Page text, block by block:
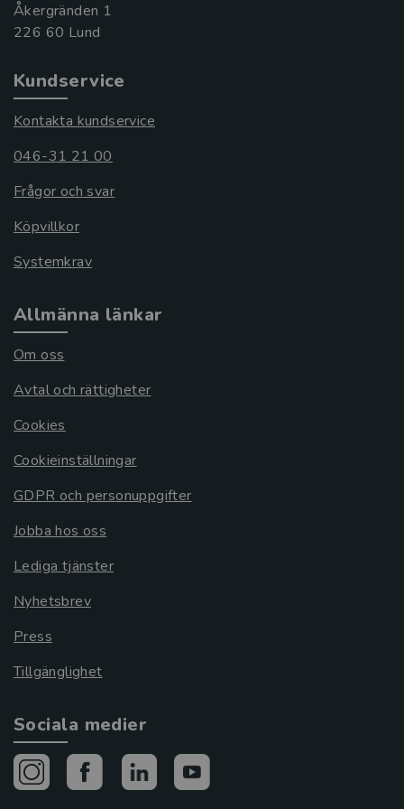
Åkergränden 1
Kundservice
Kontakta kundservice
046-31 21 00
Frågor och svar
Köpvillkor
Systemkrav
Allmänna länkar
Om oss
Avtal och rättigheter
Cookies
Cookieinställningar
GDPR och personuppgifter
Jobba hos oss
Lediga tjänster
Nyhetsbrev
Press
Tillgänglighet
Sociala medier